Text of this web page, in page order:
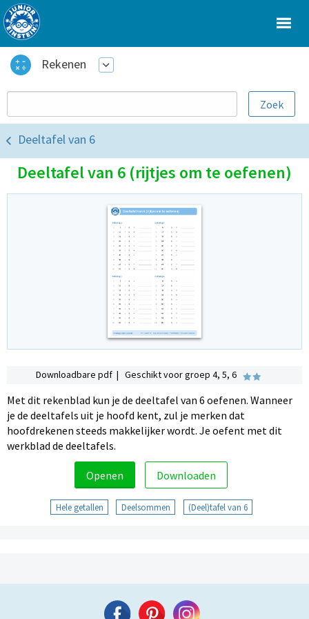
Rekenen
Deeltafel van 6
Deeltafel van 6 (rijtjes om te oefenen)
Downloadbare pdf | Geschikt voor groep 4, 5, 6
Met dit rekenblad kun je de deeltafel van 6 oefenen. Wanneer
je de deeltafels uit je hoofd kent, zul je merken dat
hoofdrekenen steeds makkelijker wordt. Je oefent met dit
werkblad de deeltafels.
Openen Downloaden
Hele getallen Deelsommen (Deel)tafel van 6